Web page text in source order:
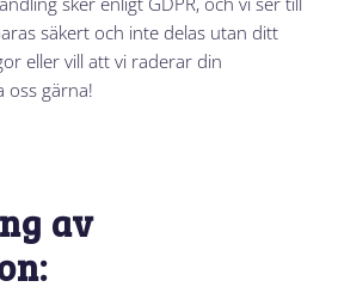
säkert och inte delas utan ditt
eller vill att vi raderar din
oss gärna!
av